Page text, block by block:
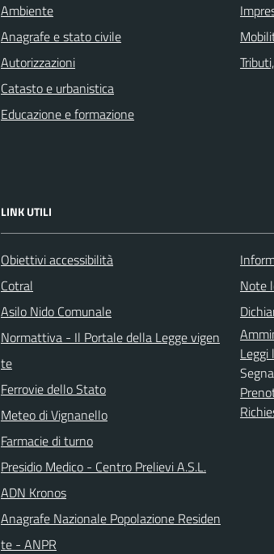
Ambiente
Anagrafe e stato civile
Autorizzazioni
Catasto e urbanistica
Educazione e formazione
LINK UTILI
Obiettivi accessibilità
Cotral
Asilo Nido Comunale
Normattiva - Il Portale della Legge vigen
te
Ferrovie dello Stato
Meteo di Vignanello
Farmacie di turno
Presidio Medico - Centro Prelievi A.S.L.
ADN Kronos
Anagrafe Nazionale Popolazione Residen
te - ANPR
Note
Leggi